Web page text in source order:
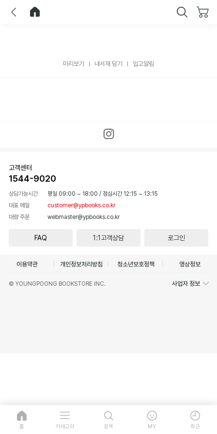
미리보기 내서재 담기 입고알림
고객센터
1544-9020
상담가능시간 평일 09:00 ~ 18:00 / 점심시간 12:15 ~ 13:15
대표 메일
customer@ypbooks.co.kr
대량 주문
webmaster@ypbooks.co.kr
FAQ 1:1고객상담 로그인
이용약관 개인정보처리방침 청소년보호정책 영상정보
© YOUNGPOONG BOOKSTORE INC. 사업자 정보
홈 카테고리 검색 MY 최근